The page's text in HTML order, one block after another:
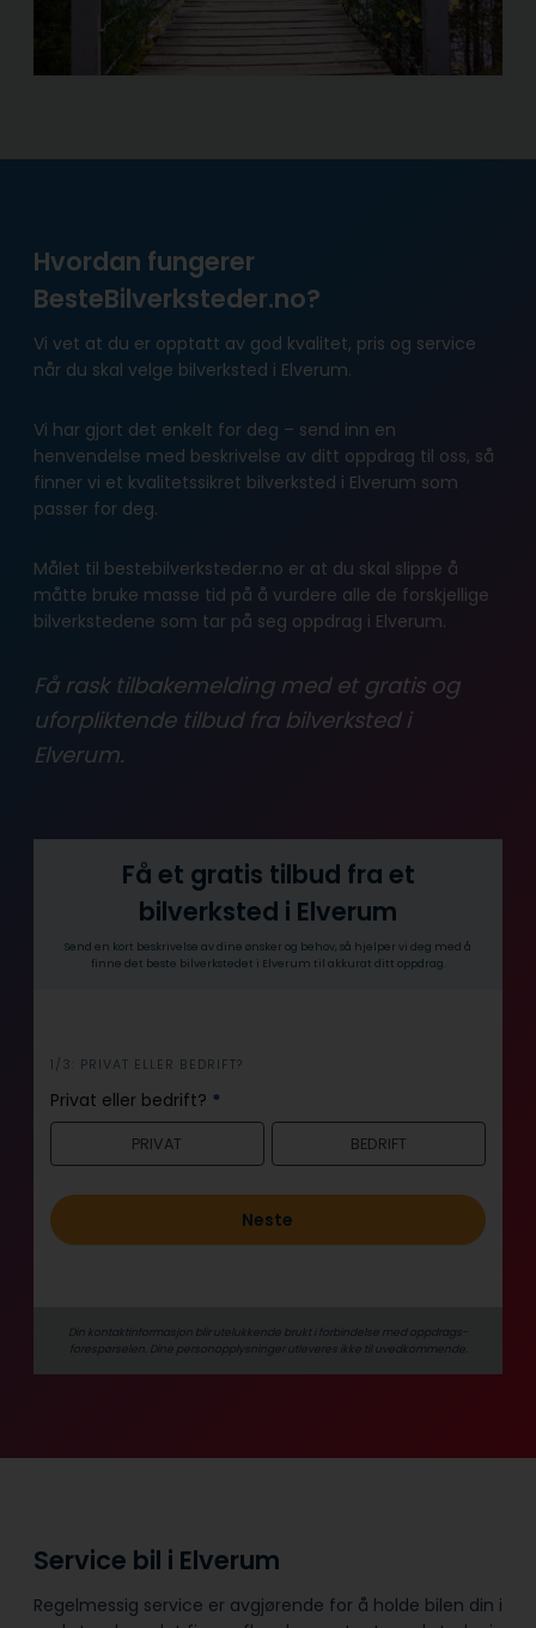
Hvordan fungerer
BesteBilverksteder.no?
Vi vet at du er opptatt av god kvalitet, pris og service
når du skal velge bilverksted i Elverum.
Vi har gjort det enkelt for deg – send inn en
henvendelse med beskrivelse av ditt oppdrag til oss, så
finner vi et kvalitetssikret bilverksted i Elverum som
passer for deg.
Målet til bestebilverksteder.no er at du skal slippe å
måtte bruke masse tid på å vurdere alle de forskjellige
bilverkstedene som tar på seg oppdrag i Elverum.
Få rask tilbakemelding med et gratis og
uforpliktende tilbud fra bilverksted i
Elverum.
Få et gratis tilbud fra et
bilverksted i Elverum
Send en kort beskrivelse av dine ønsker og behov, så hjelper vi deg med å
finne det beste bilverkstedet i Elverum til akkurat ditt oppdrag.
i
n
n
o
d
1/3: PRIVAT ELLER BEDRIFT?
Privat eller bedrift? *
PRIVAT BEDRIFT
Neste
Din kontaktinformasjon blir utelukkende brukt i forbindelse med oppdrags­
forespørselen. Dine person­­opplysninger utleveres ikke til uvedkommende.
Service bil i Elverum
Regelmessig service er avgjørende for å holde bilen din i